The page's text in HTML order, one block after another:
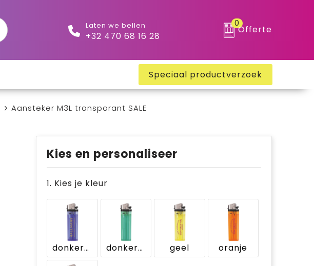
Laten we bellen
+32 470 68 16 28
0
Offerte
Speciaal productverzoek
Aansteker M3L transparant SALE
Kies en personaliseer
1. Kies je kleur
donkerblauw donkergroen geel oranje